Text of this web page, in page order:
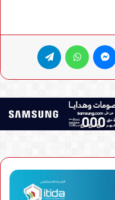
سكايب ماسنجر واتساب